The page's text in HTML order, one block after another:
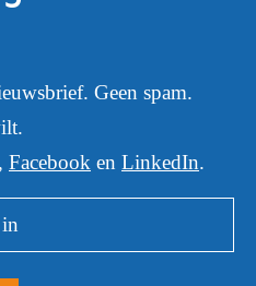
Geen spam.
, Facebook en LinkedIn.